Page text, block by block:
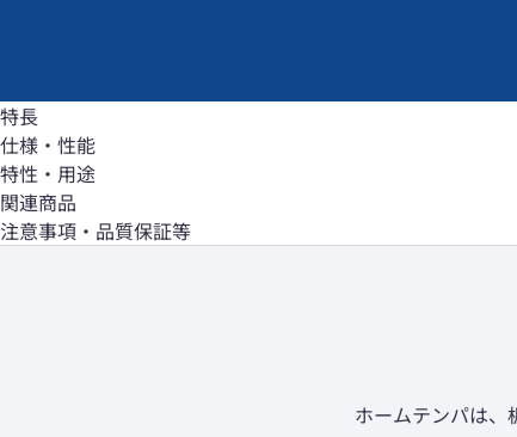
特長
仕様・性能
特性・用途
関連商品
注意事項・品質保証等
ホームテンパは、